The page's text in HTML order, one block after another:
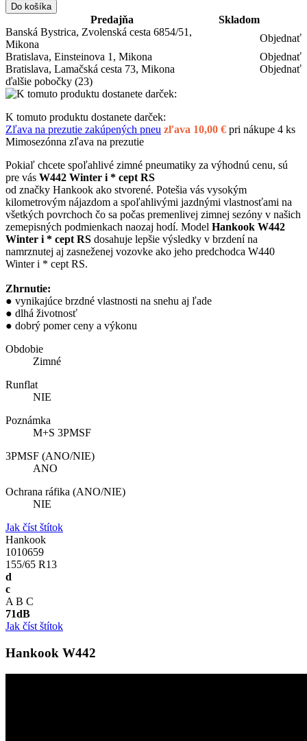
Do košíka
Predajňa
Skladom
Banská Bystrica, Zvolenská cesta 6854/51,
Mikona
Objednať
Bratislava, Einsteinova 1, Mikona
Objednať
Bratislava, Lamačská cesta 73, Mikona
Objednať
ďalšie pobočky (23)
K tomuto produktu dostanete darček:
Zľava na prezutie zakúpených pneu zľava 10,00 € pri nákupe 4 ks
Mimosezónna zľava na prezutie
Pokiaľ chcete spoľahlivé zimné pneumatiky za výhodnú cenu, sú
pre vás W442 Winter i * cept RS
od značky Hankook ako stvorené. Potešia vás vysokým
kilometrovým nájazdom a spoľahlivými jazdnými vlastnosťami na
všetkých povrchoch čo sa počas premenlivej zimnej sezóny v našich
zemepisných podmienkach naozaj hodí. Model Hankook W442
Winter i * cept RS dosahuje lepšie výsledky v brzdení na
namrznutej aj zasneženej vozovke ako jeho predchodca W440
Winter i * cept RS.
Zhrnutie:
● vynikajúce brzdné vlastnosti na snehu aj ľade
● dlhá životnosť
● dobrý pomer ceny a výkonu
Obdobie
Zimné
Runflat
NIE
Poznámka
M+S 3PMSF
3PMSF (ANO/NIE)
ANO
Ochrana ráfika (ANO/NIE)
NIE
Jak číst štítok
Hankook
1010659
155/65 R13
d
c
A B C
71dB
Jak číst štítok
Hankook W442